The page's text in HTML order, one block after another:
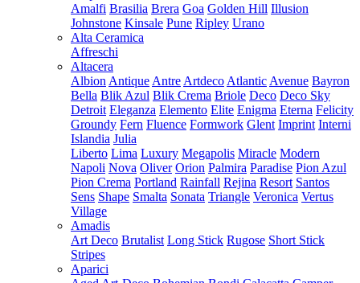
Amalfi Brasilia Brera Goa Golden Hill Illusion
Johnstone Kinsale Pune Ripley Urano
Alta Ceramica
Affreschi
Altacera
Albion Antique Antre Artdeco Atlantic Avenue Bayron
Bella Blik Azul Blik Crema Briole Deco Deco Sky
Detroit Eleganza Elemento Elite Enigma Eterna Felicity
Groundy Fern Fluence Formwork Glent Imprint Interni
Islandia Julia
Liberto Lima Luxury Megapolis Miracle Modern
Napoli Nova Oliver Orion Palmira Paradise Pion Azul
Pion Crema Portland Rainfall Rejina Resort Santos
Sens Shape Smalta Sonata Triangle Veronica Vertus
Village
Amadis
Art Deco Brutalist Long Stick Rugose Short Stick
Stripes
Aparici